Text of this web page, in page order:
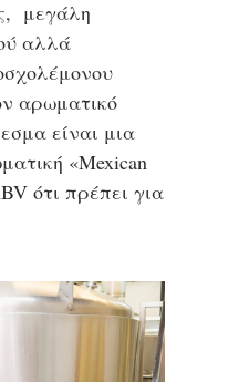
μεγάλη
αλλά
αρωματικό
είναι μια
«Mexican
ότι πρέπει για